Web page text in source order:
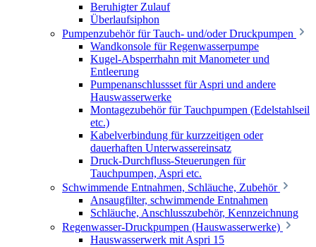
Beruhigter Zulauf
Überlaufsiphon
Pumpenzubehör für Tauch- und/oder Druckpumpen
Wandkonsole für Regenwasserpumpe
Kugel-Absperrhahn mit Manometer und
Entleerung
Pumpenanschlussset für Aspri und andere
Hauswasserwerke
Montagezubehör für Tauchpumpen (Edelstahlseil
etc.)
Kabelverbindung für kurzzeitigen oder
dauerhaften Unterwassereinsatz
Druck-Durchfluss-Steuerungen für
Tauchpumpen, Aspri etc.
Schwimmende Entnahmen, Schläuche, Zubehör
Ansaugfilter, schwimmende Entnahmen
Schläuche, Anschlusszubehör, Kennzeichnung
Regenwasser-Druckpumpen (Hauswasserwerke)
Hauswasserwerk mit Aspri 15